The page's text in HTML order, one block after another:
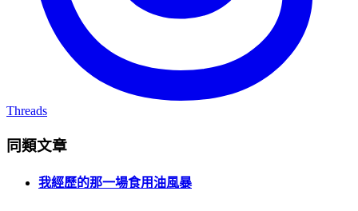
Threads
同類文章
我經歷的那一場食用油風暴